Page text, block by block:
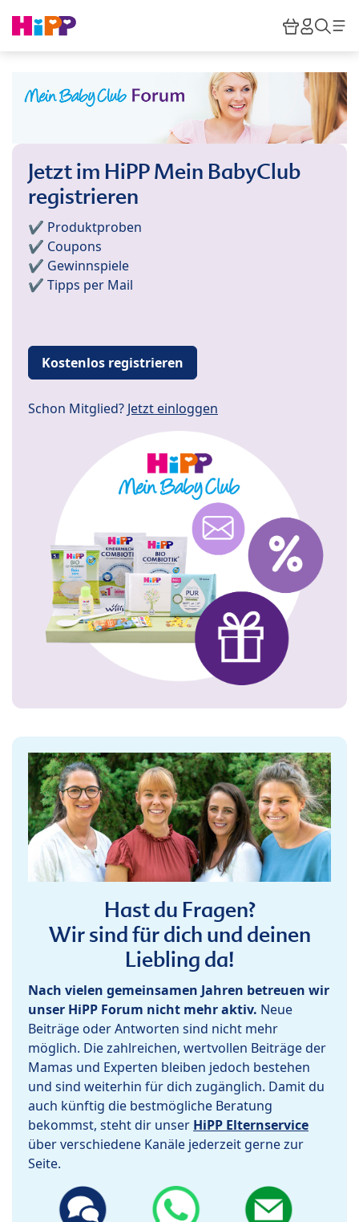
HiPP
Jetzt im HiPP Mein BabyClub
registrieren
✔️ Produktproben
✔️ Coupons
✔️ Gewinnspiele
✔️ Tipps per Mail
Kostenlos registrieren
Schon Mitglied? Jetzt einloggen
Hast du Fragen?
Wir sind für dich und deinen
Liebling da!
Nach vielen gemeinsamen Jahren betreuen wir
unser HiPP Forum nicht mehr aktiv. Neue
Beiträge oder Antworten sind nicht mehr
möglich. Die zahlreichen, wertvollen Beiträge der
Mamas und Experten bleiben jedoch bestehen
und sind weiterhin für dich zugänglich. Damit du
auch künftig die bestmögliche Beratung
bekommst, steht dir unser HiPP Elternservice
über verschiedene Kanäle jederzeit gerne zur
Seite.